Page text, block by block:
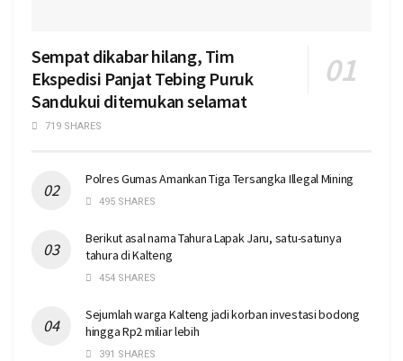
Sempat dikabar hilang, Tim
Ekspedisi Panjat Tebing Puruk
Sandukui ditemukan selamat
719 SHARES
Polres Gumas Amankan Tiga Tersangka Illegal Mining
495 SHARES
Berikut asal nama Tahura Lapak Jaru, satu-satunya
tahura di Kalteng
454 SHARES
Sejumlah warga Kalteng jadi korban investasi bodong
hingga Rp2 miliar lebih
391 SHARES